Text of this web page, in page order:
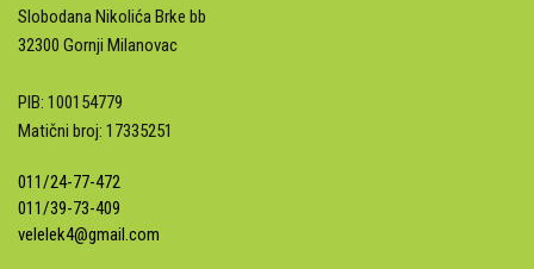
Slobodana Nikolića Brke bb
32300 Gornji Milanovac
PIB: 100154779
Matični broj: 17335251
011/24-77-472
011/39-73-409
velelek4@gmail.com